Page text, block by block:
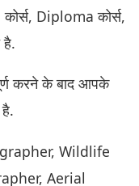
Diploma कोर्स,
है.
करने के बाद आपके
Wildlife
Aerial